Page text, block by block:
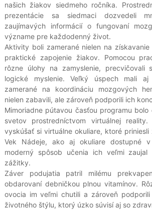
našich žiakov siedmeho ročníka.
prezentácie sa siedmaci dozvedeli
zaujímavých informácií o fungovaní
význame pre každodenný život.
Aktivity boli zamerané nielen na
praktické zapojenie žiakov. Pomocou
rôzne úlohy na zamyslenie, precvičovali
logické myslenie. Veľký úspech mali aj
zamerané na koordináciu mozgových
nielen zabavili, ale zároveň podporili ich
Mimoriadne pútavou časťou programu
svetov prostredníctvom virtuálnej
vyskúšať si virtuálne okuliare, ktoré priniesli
Vek Nádeje, ako aj okuliare dostupné
moderný spôsob učenia ich veľmi
zážitky.
Záver podujatia patril milému
obdarovaní debničkou plnou vitamínov.
ovocia im veľmi chutili a zároveň podporili
životného štýlu, ktorý úzko súvisí aj so